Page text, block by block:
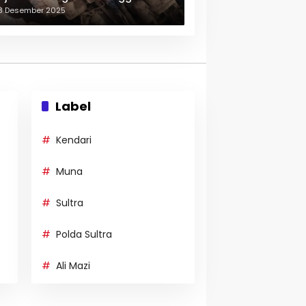
ulang
Desember 2025
Label
Kendari
Muna
Sultra
Polda Sultra
Ali Mazi